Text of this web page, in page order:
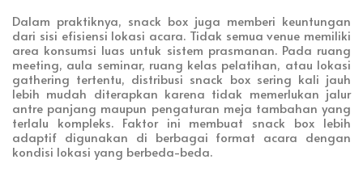
Dalam praktiknya, snack box juga memberi keuntungan
dari sisi efisiensi lokasi acara. Tidak semua venue memiliki
area konsumsi luas untuk sistem prasmanan. Pada ruang
meeting, aula seminar, ruang kelas pelatihan, atau lokasi
gathering tertentu, distribusi snack box sering kali jauh
lebih mudah diterapkan karena tidak memerlukan jalur
antre panjang maupun pengaturan meja tambahan yang
terlalu kompleks. Faktor ini membuat snack box lebih
adaptif digunakan di berbagai format acara dengan
kondisi lokasi yang berbeda-beda.